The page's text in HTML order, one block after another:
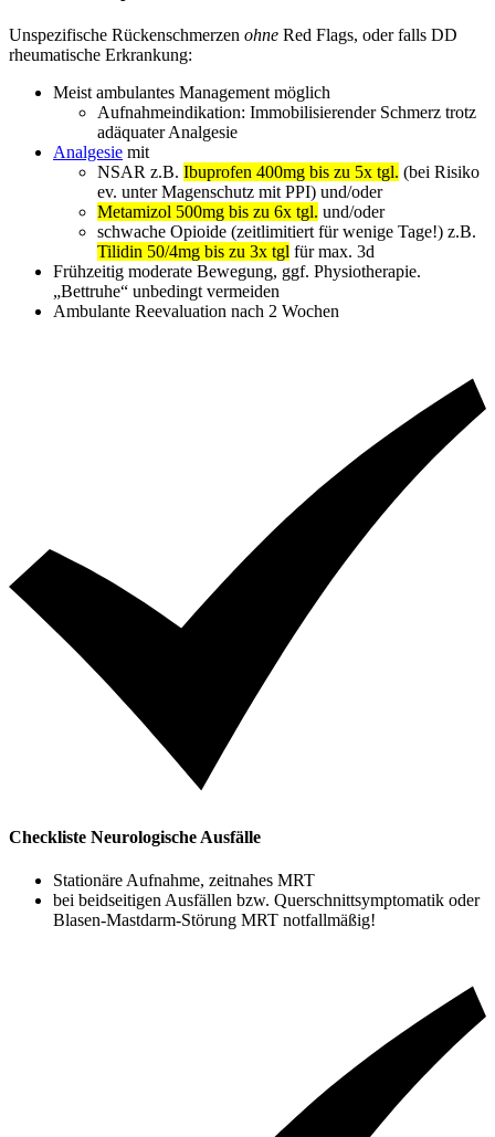
Unspezifische Rückenschmerzen ohne Red Flags, oder falls DD
rheumatische Erkrankung:
Meist ambulantes Management möglich
Aufnahmeindikation: Immobilisierender Schmerz trotz
adäquater Analgesie
Analgesie mit
NSAR z.B. Ibuprofen 400mg bis zu 5x tgl. (bei Risiko
ev. unter Magenschutz mit PPI) und/oder
Metamizol 500mg bis zu 6x tgl. und/oder
schwache Opioide (zeitlimitiert für wenige Tage!) z.B.
Tilidin 50/4mg bis zu 3x tgl für max. 3d
Frühzeitig moderate Bewegung, ggf. Physiotherapie.
„Bettruhe“ unbedingt vermeiden
Ambulante Reevaluation nach 2 Wochen
Checkliste Neurologische Ausfälle
Stationäre Aufnahme, zeitnahes MRT
bei beidseitigen Ausfällen bzw. Querschnittsymptomatik oder
Blasen-Mastdarm-Störung MRT notfallmäßig!